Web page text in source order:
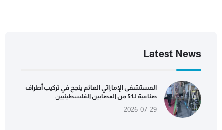
Latest News
المستشفى الإماراتي العائم ينجح في تركيب أطراف
صناعية لـ51 من المصابين الفلسطينيين
2026-07-29